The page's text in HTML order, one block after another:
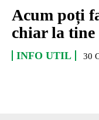
Acum poți
chiar la tine
INFO UTIL 30